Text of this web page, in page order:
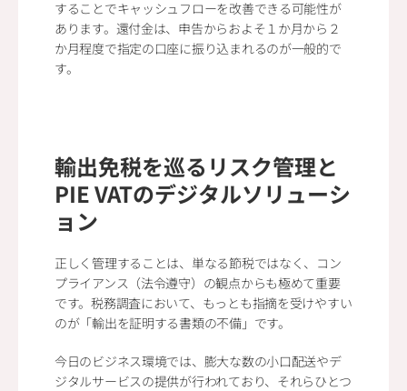
することでキャッシュフローを改善できる可能性が
あります。還付金は、申告からおよそ１か月から２
か月程度で指定の口座に振り込まれるのが一般的で
す。
輸出免税を巡るリスク管理と
PIE VATのデジタルソリューシ
ョン
正しく管理することは、単なる節税ではなく、コン
プライアンス（法令遵守）の観点からも極めて重要
です。税務調査において、もっとも指摘を受けやすい
のが「輸出を証明する書類の不備」です。
今日のビジネス環境では、膨大な数の小口配送やデ
ジタルサービスの提供が行われており、それらひとつ